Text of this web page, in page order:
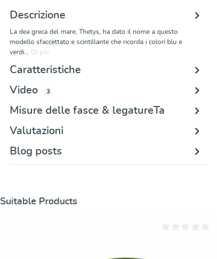
Descrizione
La dea greca del mare, Thetys, ha dato il nome a questo
modello sfaccettato e scintillante che ricorda i colori blu e
verdi… Di più
Caratteristiche
Video
3
Misure delle fasce & legatureTa
Valutazioni
Blog posts
Salta la galleria dei prodotti
Suitable Products